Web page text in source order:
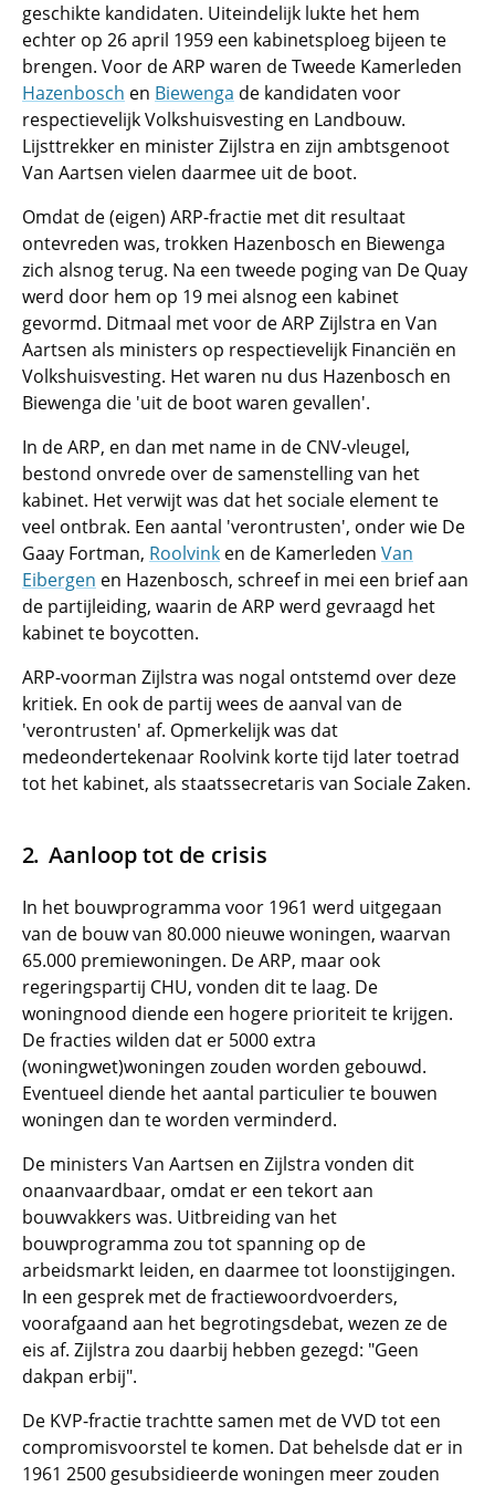
geschikte kandidaten. Uiteindelijk lukte het hem
echter op 26 april 1959 een kabinetsploeg bijeen te
brengen. Voor de ARP waren de Tweede Kamerleden
Hazenbosch en Biewenga de kandidaten voor
respectievelijk Volkshuisvesting en Landbouw.
Lijsttrekker en minister Zijlstra en zijn ambtsgenoot
Van Aartsen vielen daarmee uit de boot.
Omdat de (eigen) ARP-fractie met dit resultaat
ontevreden was, trokken Hazenbosch en Biewenga
zich alsnog terug. Na een tweede poging van De Quay
werd door hem op 19 mei alsnog een kabinet
gevormd. Ditmaal met voor de ARP Zijlstra en Van
Aartsen als ministers op respectievelijk Financiën en
Volkshuisvesting. Het waren nu dus Hazenbosch en
Biewenga die 'uit de boot waren gevallen'.
In de ARP, en dan met name in de CNV-vleugel,
bestond onvrede over de samenstelling van het
kabinet. Het verwijt was dat het sociale element te
veel ontbrak. Een aantal 'verontrusten', onder wie De
Gaay Fortman, Roolvink en de Kamerleden Van
Eibergen en Hazenbosch, schreef in mei een brief aan
de partijleiding, waarin de ARP werd gevraagd het
kabinet te boycotten.
ARP-voorman Zijlstra was nogal ontstemd over deze
kritiek. En ook de partij wees de aanval van de
'verontrusten' af. Opmerkelijk was dat
medeondertekenaar Roolvink korte tijd later toetrad
tot het kabinet, als staatssecretaris van Sociale Zaken.
Aanloop tot de crisis
In het bouwprogramma voor 1961 werd uitgegaan
van de bouw van 80.000 nieuwe woningen, waarvan
65.000 premiewoningen. De ARP, maar ook
regeringspartij CHU, vonden dit te laag. De
woningnood diende een hogere prioriteit te krijgen.
De fracties wilden dat er 5000 extra
(woningwet)woningen zouden worden gebouwd.
Eventueel diende het aantal particulier te bouwen
woningen dan te worden verminderd.
De ministers Van Aartsen en Zijlstra vonden dit
onaanvaardbaar, omdat er een tekort aan
bouwvakkers was. Uitbreiding van het
bouwprogramma zou tot spanning op de
arbeidsmarkt leiden, en daarmee tot loonstijgingen.
In een gesprek met de fractiewoordvoerders,
voorafgaand aan het begrotingsdebat, wezen ze de
eis af. Zijlstra zou daarbij hebben gezegd: "Geen
dakpan erbij".
De KVP-fractie trachtte samen met de VVD tot een
compromisvoorstel te komen. Dat behelsde dat er in
1961 2500 gesubsidieerde woningen meer zouden